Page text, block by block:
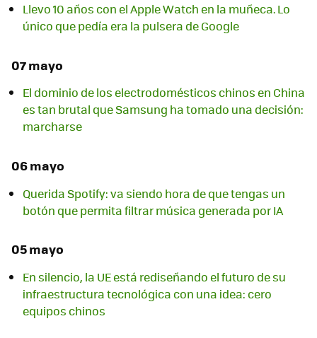
Llevo 10 años con el Apple Watch en la muñeca. Lo
único que pedía era la pulsera de Google
07 mayo
El dominio de los electrodomésticos chinos en China
es tan brutal que Samsung ha tomado una decisión:
marcharse
06 mayo
Querida Spotify: va siendo hora de que tengas un
botón que permita filtrar música generada por IA
05 mayo
En silencio, la UE está rediseñando el futuro de su
infraestructura tecnológica con una idea: cero
equipos chinos